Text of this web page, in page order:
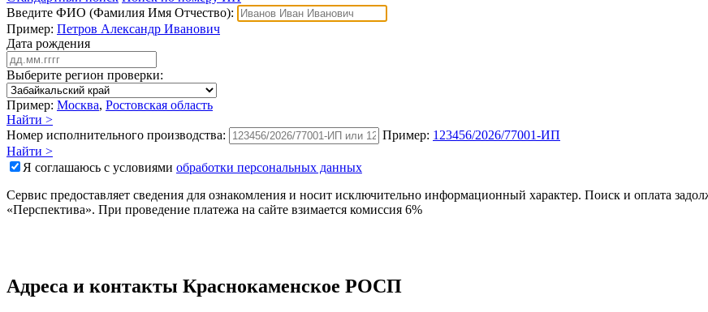
Введите ФИО (Фамилия Имя Отчество):
Пример: Петров Александр Иванович
Дата рождения
Выберите регион проверки:
Пример: Москва, Ростовская область
Найти >
Номер исполнительного производства:
Пример: 123456/2026/77001-ИП
Найти >
Я соглашаюсь с условиями обработки персональных данных
Сервис предоставляет сведения для ознакомления и носит исключительно информационный характер. Поиск и оплата
«Перспектива». При проведение платежа на сайте взимается комиссия 6%
Адреса и контакты Краснокаменское РОСП